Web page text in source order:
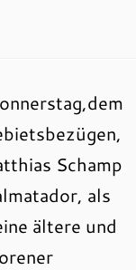
Schamp
als
ältere und